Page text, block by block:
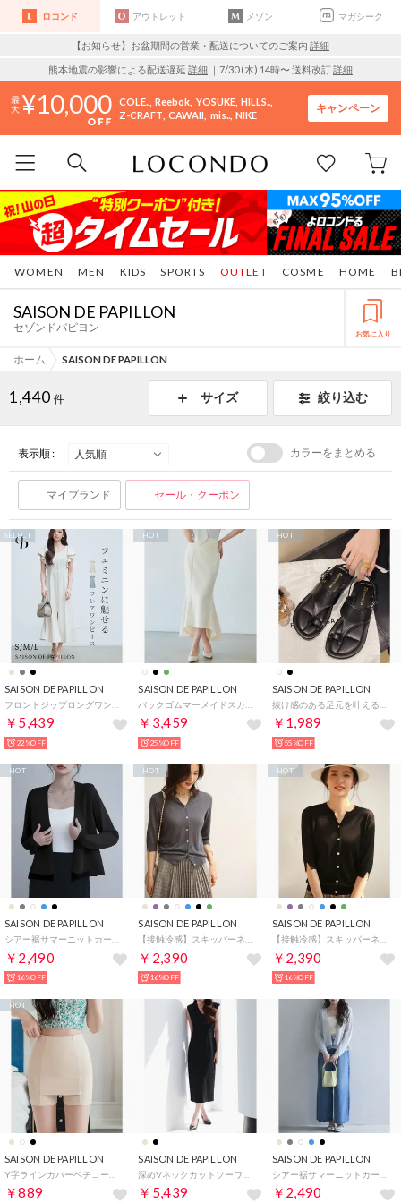
ロコンド アウトレット メゾン マガシーク
【お知らせ】お盆期間の営業・配送についてのご案内 詳細
熊本地震の影響による配送遅延 詳細 ｜7/30 (木) 14時〜 送料改訂詳細
10,000 COLE.. Reebok YOSUKE HILLS..
Z-CRAFT CAWAII mis.. NIKE
キャンペーン
WOMEN MEN KIDS SPORTS COSME HOME
OUTLET
SAISON DE PAPILLON
セゾンドパピヨン お気に入り
ホーム SAISON DE PAPILLON
1,440 件 サイズ 絞り込む
表示順 : カラーをまとめる
マイブランド セール・クーポン
SAISON DE PAPILLON
￥5,439
SELECT
22%OFF
SAISON DE PAPILLON
￥3,459
HOT
25%OFF
SAISON DE PAPILLON
￥1,989
HOT
55%OFF
SAISON DE PAPILLON
￥2,490
HOT
16%OFF
SAISON DE PAPILLON
￥2,390
HOT
16%OFF
SAISON DE PAPILLON
￥2,390
HOT
16%OFF
SAISON DE PAPILLON
￥889
HOT
SAISON DE PAPILLON
￥5,439
SAISON DE PAPILLON
￥2,490